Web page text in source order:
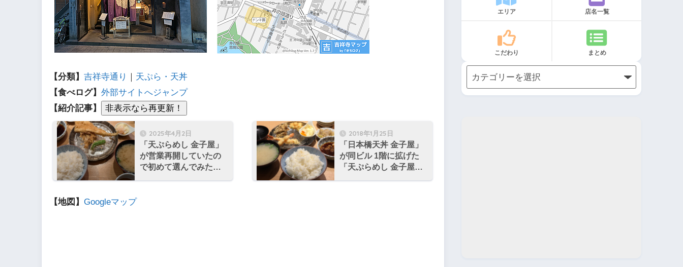
【分類】 吉祥寺通り ｜ 天ぷら・天丼
【食べログ】 外部サイトへジャンプ
【紹介記事】
2025年4月2日
「天ぷらめし 金子屋」
が営業再開していたの
で初めて選んでみた
2018年1月25日
「日本橋天丼 金子屋」
が同ビル 1階に拡げた
「天ぷらめし 金子屋」
【地図】 Googleマップ
エリア 店名一覧
こだわり まとめ